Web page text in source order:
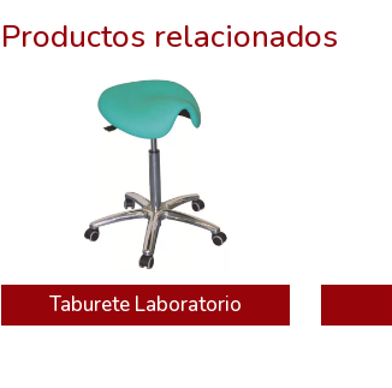
Productos relacionados
Taburete Laboratorio